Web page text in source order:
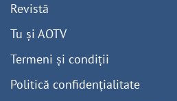
Revistă
Tu și AOTV
Termeni și condiții
Politică confidențialitate